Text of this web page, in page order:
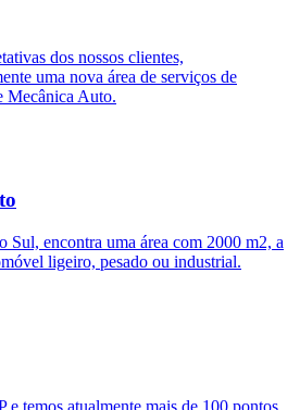
dos nossos clientes,
uma nova área de serviços de
Mecânica Auto.
Sul, encontra uma área com 2000 m2, a
ligeiro, pesado ou industrial.